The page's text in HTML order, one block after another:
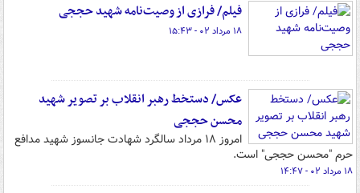
فیلم/ فرازی از وصیت‌نامه شهید حججی
۱۸ مرداد ۰۲ - ۱۵:۴۳
عکس/ دستخط رهبر انقلاب بر تصویر شهید
محسن حججی
امروز ۱۸ مرداد سالگرد شهادت جانسوز شهید مدافع
حرم "محسن حججی" است.
۱۸ مرداد ۰۲ - ۱۴:۴۷